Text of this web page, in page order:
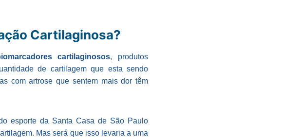
Cartilaginosa?
cartilaginosos, produtos
de cartilagem que esta sendo
com artrose que sentem mais dor têm
esporte da Santa Casa de São Paulo
Mas será que isso levaria a uma